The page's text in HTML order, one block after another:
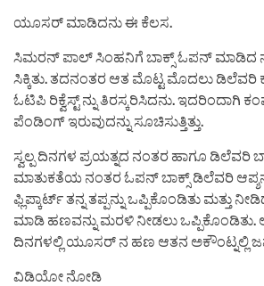
ಯೂಸರ್ ಮಾಡಿದನು ಈ ಕೆಲಸ.
ಸಿಮರನ್ ಪಾಲ್ ಸಿಂಹನಿಗೆ ಬಾಕ್ಸ್ ಓಪನ್ ಮಾಡಿದ
ಸಿಕ್ಕಿತು. ತದನಂತರ ಆತ ಮೊಟ್ಟ ಮೊದಲು
ಓಟಿಪಿ ರಿಕ್ವೆಸ್ಟ್ ನ್ನು ತಿರಸ್ಕರಿಸಿದನು. ಇದರಿಂದಾಗಿ
ಪೆಂಡಿಂಗ್ ಇರುವುದನ್ನು ಸೂಚಿಸುತ್ತಿತ್ತು.
ಸ್ವಲ್ಪ ದಿನಗಳ ಪ್ರಯತ್ನದ ನಂತರ ಹಾಗೂ
ಮಾತುಕತೆಯ ನಂತರ ಓಪನ್ ಬಾಕ್ಸ್ ಡಿಲೆವರಿ
ಫ್ಲಿಪ್ಕಾರ್ಟ್ ತನ್ನ ತಪ್ಪನ್ನು ಒಪ್ಪಿಕೊಂಡಿತು ಮತ್ತು
ಮಾಡಿ ಹಣವನ್ನು ಮರಳಿ ನೀಡಲು ಒಪ್ಪಿಕೊಂಡಿತು.
ದಿನಗಳಲ್ಲಿ ಯೂಸರ್ ನ ಹಣ ಆತನ ಅಕೌಂಟ್ನಲ್ಲಿ
ವಿಡಿಯೋ ನೋಡಿ